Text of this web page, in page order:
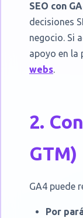
SEO con
decisiones
negocio. Si
apoyo en la
webs.
2.
GTM)
GA4 puede
Por